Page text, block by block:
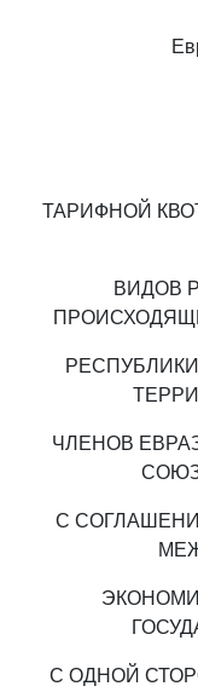
ТАРИФНОЙ
ВИДОВ
ЧЛЕНОВ
С
С ОДНОЙ